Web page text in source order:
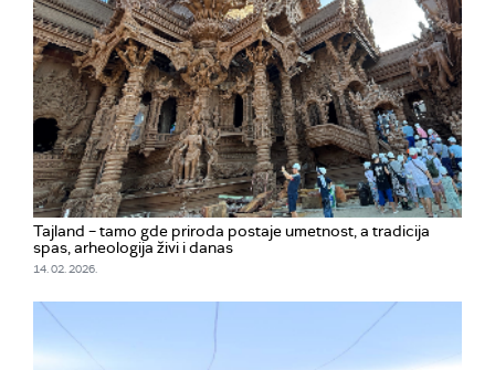
Tajland – tamo gde priroda postaje umetnost, a tradicija
spas, arheologija živi i danas
14. 02. 2026.